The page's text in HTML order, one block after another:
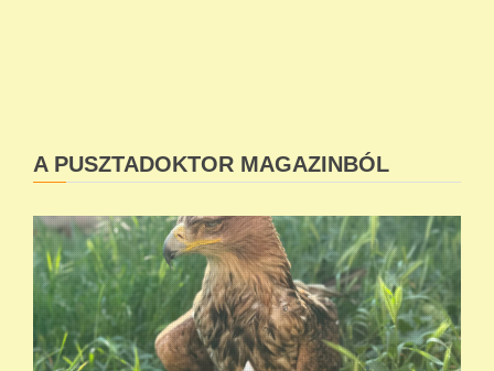
A PUSZTADOKTOR MAGAZINBÓL